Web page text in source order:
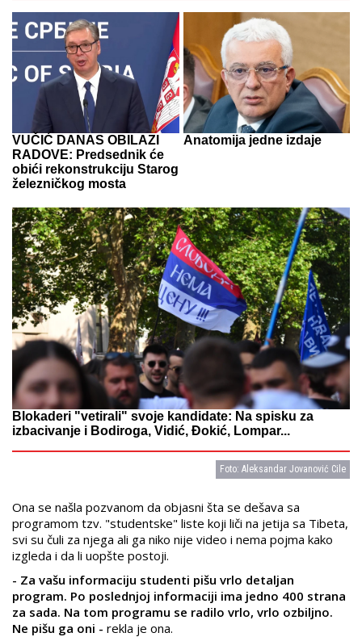
VUČIĆ DANAS OBILAZI
RADOVE: Predsednik će
obići rekonstrukciju Starog
železničkog mosta
Anatomija jedne izdaje
Blokaderi "vetirali" svoje kandidate: Na spisku za
izbacivanje i Bodiroga, Vidić, Đokić, Lompar...
Foto: Aleksandar Jovanović Cile
Ona se našla pozvanom da objasni šta se dešava sa
programom tzv. "studentske" liste koji liči na jetija sa Tibeta,
svi su čuli za njega ali ga niko nije video i nema pojma kako
izgleda i da li uopšte postoji.
- Za vašu informaciju studenti pišu vrlo detaljan
program. Po poslednjoj informaciji ima jedno 400 strana
za sada. Na tom programu se radilo vrlo, vrlo ozbiljno.
Ne pišu ga oni - rekla je ona.